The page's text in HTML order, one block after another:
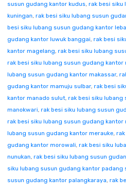
susun gudang kantor kudus, rak besi siku
kuningan, rak besi siku lubang susun
besi siku lubang susun gudang kantor
gudang kantor luwuk banggai, rak besi
kantor magelang, rak besi siku lubang
rak besi siku lubang susun gudang kantor
lubang susun gudang kantor makassar,
gudang kantor mamuju sulbar, rak besi
kantor manado sulut, rak besi siku
manokwari, rak besi siku lubang susun
rak besi siku lubang susun gudang kantor
lubang susun gudang kantor merauke, rak
gudang kantor morowali, rak besi siku
nunukan, rak besi siku lubang susun
siku lubang susun gudang kantor padang
susun gudang kantor palangkaraya, rak